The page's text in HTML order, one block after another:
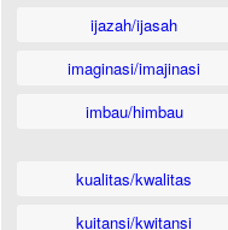
ijazah/ijasah
imaginasi/imajinasi
imbau/himbau
kualitas/kwalitas
kuitansi/kwitansi